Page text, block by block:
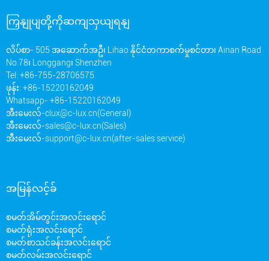
ကြှနျုပျတို့ကိုဆကျသှယျရနျ
လိပ်စာ- 505 အဆောက်အဦ၊ Lihao နိုင်ငံတကာစက်မှုစင်တာ၊ Ainan Road
No.78၊ Longgang၊ Shenzhen
Tel: +86-755-28706575
ဖုန်း: +86-15220162049
Whatsapp- +86-15220162049
အီးမေးလ်-clux@c-lux.cn(General)
အီးမေးလ်-sales@c-lux.cn(Sales)
အီးမေးလ်-support@c-lux.cn(after-sales service)
အမြန်လင့်ခ်
စမတ်အိမ်တွင်းအလင်းရောင်
စမတ်ရုံးအလင်းရောင်
စမတ်စာသင်ခန်းအလင်းရောင်
စမတ်လမ်းအလင်းရောင်